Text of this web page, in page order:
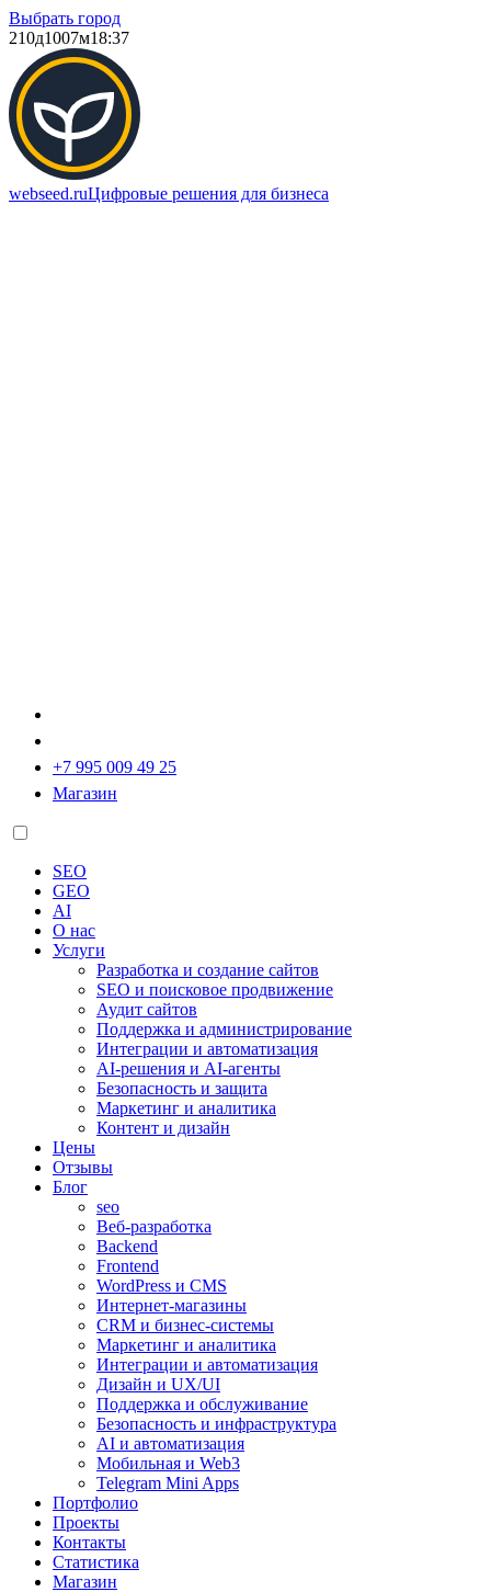
Выбрать город
210д1007м18:37
webseed.ruЦифровые решения для бизнеса
+7 995 009 49 25
Магазин
SEO
GEO
AI
О нас
Услуги
Разработка и создание сайтов
SEO и поисковое продвижение
Аудит сайтов
Поддержка и администрирование
Интеграции и автоматизация
AI-решения и AI-агенты
Безопасность и защита
Маркетинг и аналитика
Контент и дизайн
Цены
Отзывы
Блог
seo
Веб-разработка
Backend
Frontend
WordPress и CMS
Интернет-магазины
CRM и бизнес-системы
Маркетинг и аналитика
Интеграции и автоматизация
Дизайн и UX/UI
Поддержка и обслуживание
Безопасность и инфраструктура
AI и автоматизация
Мобильная и Web3
Telegram Mini Apps
Портфолио
Проекты
Контакты
Статистика
Магазин